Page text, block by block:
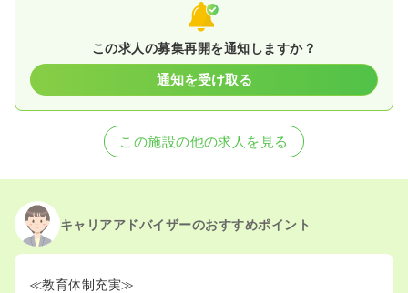
この求人の募集再開を通知しますか？
通知を受け取る
この施設の他の求人を見る
キャリアアドバイザーのおすすめポイント
≪教育体制充実≫